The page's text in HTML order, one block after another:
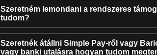
Szeretném lemondani a rendszeres
tudom?
Szeretnék átállni Simple Pay-ről vagy
vagy banki utalásra hogyan tudom